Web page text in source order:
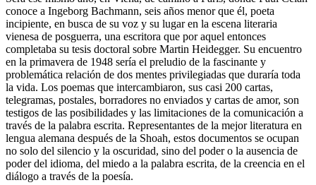
conoce a Ingeborg Bachmann, seis años menor que él, poeta
incipiente, en busca de su voz y su lugar en la escena literaria
vienesa de posguerra, una escritora que por aquel entonces
completaba su tesis doctoral sobre Martin Heidegger. Su encuentro
en la primavera de 1948 sería el preludio de la fascinante y
problemática relación de dos mentes privilegiadas que duraría toda
la vida. Los poemas que intercambiaron, sus casi 200 cartas,
telegramas, postales, borradores no enviados y cartas de amor, son
testigos de las posibilidades y las limitaciones de la comunicación a
través de la palabra escrita. Representantes de la mejor literatura en
lengua alemana después de la Shoah, estos documentos se ocupan
no solo del silencio y la oscuridad, sino del poder o la ausencia de
poder del idioma, del miedo a la palabra escrita, de la creencia en el
diálogo a través de la poesía.